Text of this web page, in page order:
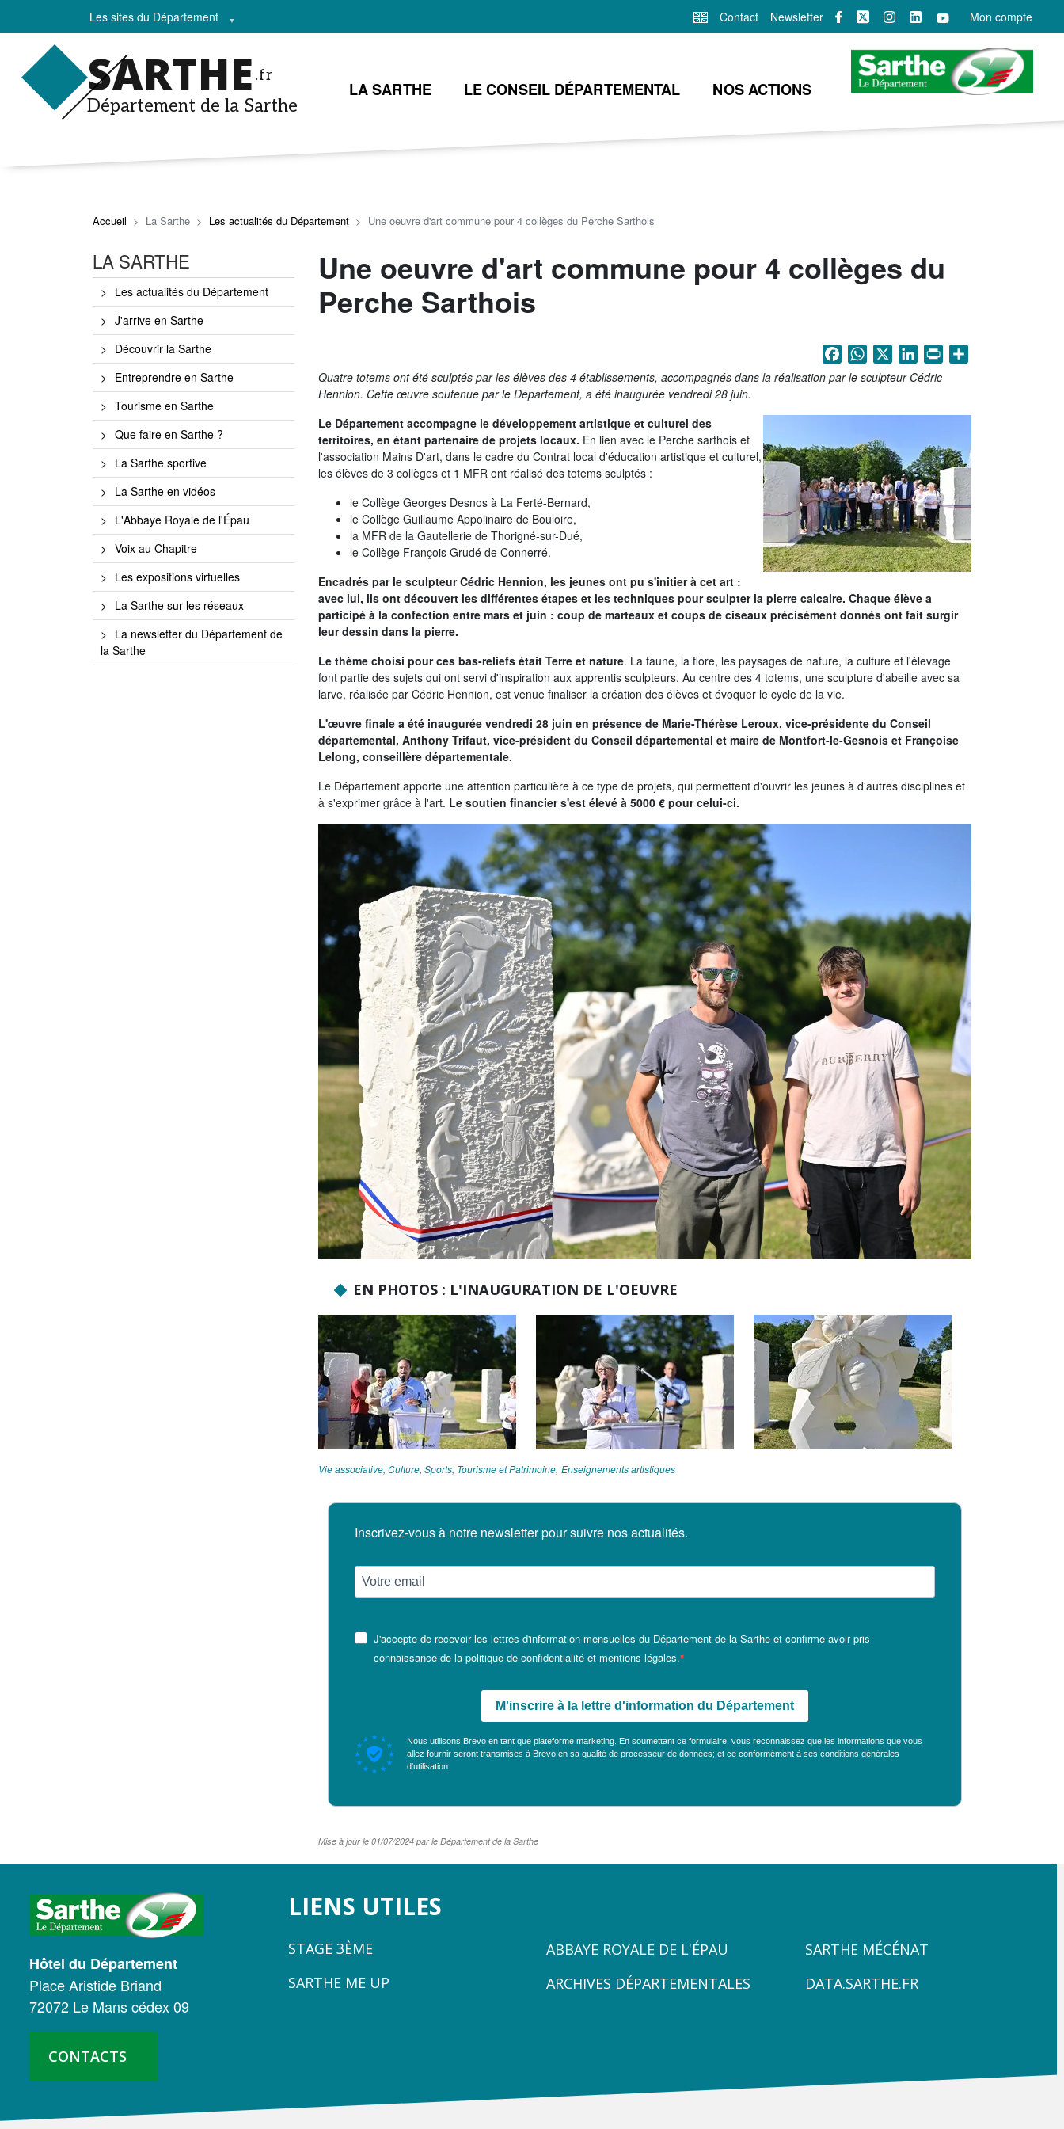
Les sites du Département Contact Newsletter Mon compte
SARTHE .fr
Département de la Sarthe
LA SARTHE LE CONSEIL DÉPARTEMENTAL NOS ACTIONS
Accueil La Sarthe Les actualités du Département Une oeuvre d'art commune pour 4 collèges du Perche Sarthois
Une oeuvre d'art commune pour 4 collèges du
Perche Sarthois
FacebookWhatsApp
X LinkedIn
Print
Quatre totems ont été sculptés par les élèves des 4 établissements, accompagnés dans la réalisation par le sculpteur Cédric
Hennion. Cette œuvre soutenue par le Département, a été inaugurée vendredi 28 juin.
Le Département accompagne le développement artistique et culturel des
territoires, en étant partenaire de projets locaux. En lien avec le Perche sarthois et
l'association Mains D'art, dans le cadre du Contrat local d'éducation artistique et culturel,
les élèves de 3 collèges et 1 MFR ont réalisé des totems sculptés :
le Collège Georges Desnos à La Ferté-Bernard,
le Collège Guillaume Appolinaire de Bouloire,
la MFR de la Gautellerie de Thorigné-sur-Dué,
le Collège François Grudé de Connerré.
Encadrés par le sculpteur Cédric Hennion, les jeunes ont pu s'initier à cet art :
avec lui, ils ont découvert les différentes étapes et les techniques pour sculpter la pierre calcaire. Chaque élève a
participé à la confection entre mars et juin : coup de marteaux et coups de ciseaux précisément donnés ont fait surgir
leur dessin dans la pierre.
Le thème choisi pour ces bas-reliefs était Terre et nature. La faune, la flore, les paysages de nature, la culture et l'élevage
font partie des sujets qui ont servi d'inspiration aux apprentis sculpteurs. Au centre des 4 totems, une sculpture d'abeille avec sa
larve, réalisée par Cédric Hennion, est venue finaliser la création des élèves et évoquer le cycle de la vie.
L'œuvre finale a été inaugurée vendredi 28 juin en présence de Marie-Thérèse Leroux, vice-présidente du Conseil
départemental, Anthony Trifaut, vice-président du Conseil départemental et maire de Montfort-le-Gesnois et Françoise
Lelong, conseillère départementale.
Le Département apporte une attention particulière à ce type de projets, qui permettent d'ouvrir les jeunes à d'autres disciplines et
à s'exprimer grâce à l'art. Le soutien financier s'est élevé à 5000 € pour celui-ci.
EN PHOTOS : L'INAUGURATION DE L'OEUVRE
Vie associative, Culture, Sports, Tourisme et Patrimoine Enseignements artistiques
Inscrivez-vous à notre newsletter pour suivre nos actualités.
J'accepte de recevoir les lettres d'information mensuelles du Département de la Sarthe et confirme avoir pris
connaissance de la politique de confidentialité et mentions légales.
M'inscrire à la lettre d'information du Département
Nous utilisons Brevo en tant que plateforme marketing. En soumettant ce formulaire, vous reconnaissez que les informations que vous
allez fournir seront transmises à Brevo en sa qualité de processeur de données; et ce conformément à ses conditions générales
d'utilisation.
Mise à jour le 01/07/2024 par le Département de la Sarthe
LA SARTHE
Les actualités du Département
J'arrive en Sarthe
Découvrir la Sarthe
Entreprendre en Sarthe
Tourisme en Sarthe
Que faire en Sarthe ?
La Sarthe sportive
La Sarthe en vidéos
L'Abbaye Royale de l'Épau
Voix au Chapitre
Les expositions virtuelles
La Sarthe sur les réseaux
La newsletter du Département de
la Sarthe
LOGO
DU
CONSEIL
DÉPARTEMENTAL
DE
LA
SARTHE
Hôtel du Département
Place Aristide Briand
72072 Le Mans cédex 09
CONTACTS
LIENS UTILES
STAGE 3ÈME
SARTHE ME UP
ZONE
3
ABBAYE ROYALE DE L'ÉPAU
ARCHIVES DÉPARTEMENTALES
ZONE
4
SARTHE MÉCÉNAT
DATA.SARTHE.FR